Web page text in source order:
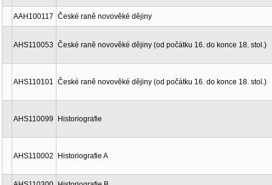
AAH100117 České raně novověké dějiny
AHS110053 České raně novověké dějiny (od počátku 16. do konce 18. stol.)
AHS110101 České raně novověké dějiny (od počátku 16. do konce 18. stol.)
AHS110099 Historiografie
AHS110002 Historiografie A